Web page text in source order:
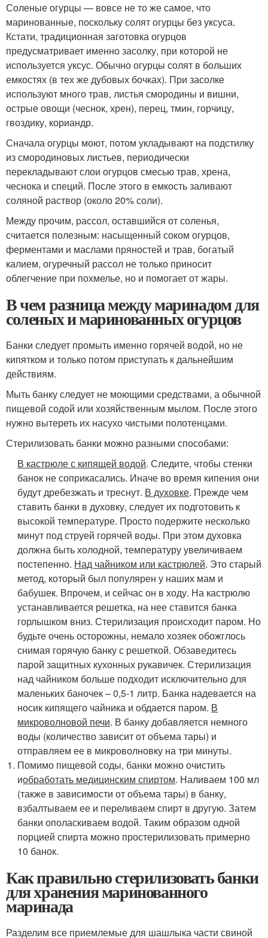
Соленые огурцы — вовсе не то же самое, что
маринованные, поскольку солят огурцы без уксуса.
Кстати, традиционная заготовка огурцов
предусматривает именно засолку, при которой не
используется уксус. Обычно огурцы солят в больших
емкостях (в тех же дубовых бочках). При засолке
используют много трав, листья смородины и вишни,
острые овощи (чеснок, хрен), перец, тмин, горчицу,
гвоздику, кориандр.
Сначала огурцы моют, потом укладывают на подстилку
из смородиновых листьев, периодически
перекладывают слои огурцов смесью трав, хрена,
чеснока и специй. После этого в емкость заливают
соляной раствор (около 20% соли).
Между прочим, рассол, оставшийся от соленья,
считается полезным: насыщенный соком огурцов,
ферментами и маслами пряностей и трав, богатый
калием, огуречный рассол не только приносит
облегчение при похмелье, но и помогает от жары.
В чем разница между маринадом для
соленых и маринованных огурцов
Банки следует промыть именно горячей водой, но не
кипятком и только потом приступать к дальнейшим
действиям.
Мыть банку следует не моющими средствами, а обычной
пищевой содой или хозяйственным мылом. После этого
нужно вытереть их насухо чистыми полотенцами.
Стерилизовать банки можно разными способами:
В кастрюле с кипящей водой. Следите, чтобы стенки
банок не соприкасались. Иначе во время кипения они
будут дребезжать и треснут. В духовке. Прежде чем
ставить банки в духовку, следует их подготовить к
высокой температуре. Просто подержите несколько
минут под струей горячей воды. При этом духовка
должна быть холодной, температуру увеличиваем
постепенно. Над чайником или кастрюлей. Это старый
метод, который был популярен у наших мам и
бабушек. Впрочем, и сейчас он в ходу. На кастрюлю
устанавливается решетка, на нее ставится банка
горлышком вниз. Стерилизация происходит паром. Но
будьте очень осторожны, немало хозяек обожглось
снимая горячую банку с решеткой. Обзаведитесь
парой защитных кухонных рукавичек. Стерилизация
над чайником больше подходит исключительно для
маленьких баночек – 0,5-1 литр. Банка надевается на
носик кипящего чайника и обдается паром. В
микроволновой печи. В банку добавляется немного
воды (количество зависит от объема тары) и
отправляем ее в микроволновку на три минуты.
Помимо пищевой соды, банки можно очистить
иобработать медицинским спиртом. Наливаем 100 мл
(также в зависимости от объема тары) в банку,
взбалтываем ее и переливаем спирт в другую. Затем
банки ополаскиваем водой. Таким образом одной
порцией спирта можно простерилизовать примерно
10 банок.
Как правильно стерилизовать банки
для хранения маринованного
маринада
Разделим все приемлемые для шашлыка части свиной